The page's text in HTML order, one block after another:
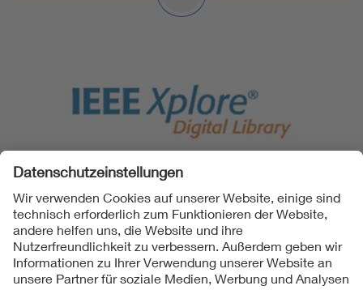
Die englischsprachigen, Peer reviewten Beiträge sind
sowohl im VDE Verlag auch auch in IEEE Xplore Digital
Library verfügbar.